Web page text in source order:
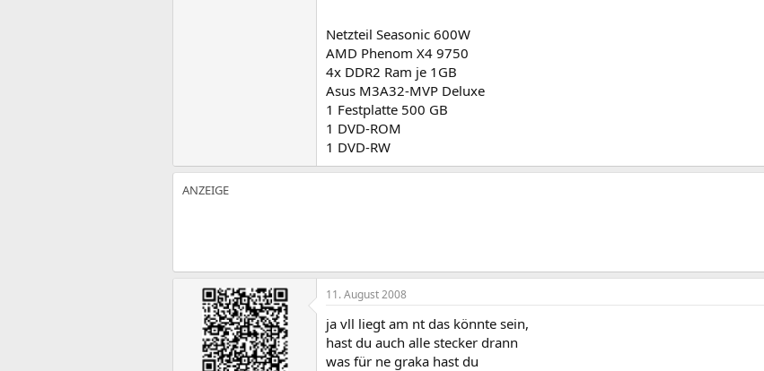
Netzteil Seasonic 600W
AMD Phenom X4 9750
4x DDR2 Ram je 1GB
Asus M3A32-MVP Deluxe
1 Festplatte 500 GB
1 DVD-ROM
1 DVD-RW
11. August 2008
ja vll liegt am nt das könnte sein,
hast du auch alle stecker drann
was für ne graka hast du